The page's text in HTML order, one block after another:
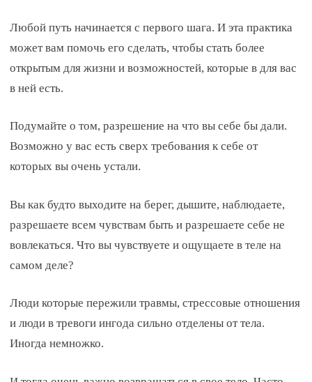
Любой путь начинается с первого шага. И эта практика
может вам помочь его сделать, чтобы стать более
открытым для жизни и возможностей, которые в для вас
в ней есть.
Подумайте о том, разрешение на что вы себе бы дали.
Возможно у вас есть сверх требования к себе от
которых вы очень устали.
Вы как будто выходите на берег, дышите, наблюдаете,
разрешаете всем чувствам быть и разрешаете себе не
вовлекаться. Что вы чувствуете и ощущаете в теле на
самом деле?
Люди которые пережили травмы, стрессовые отношения
и люди в тревоги ингода сильно отделены от тела.
Иногда немножко.